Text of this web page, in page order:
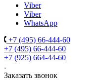
Viber
Viber
WhatsApp
+7 (495) 66-444-60
+7 (495) 66-444-60
+7 (925) 664-44-60
Заказать звонок